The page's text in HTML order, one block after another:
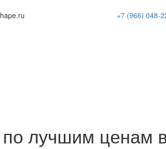
.ru +7 (966) 048-
лучшим ценам